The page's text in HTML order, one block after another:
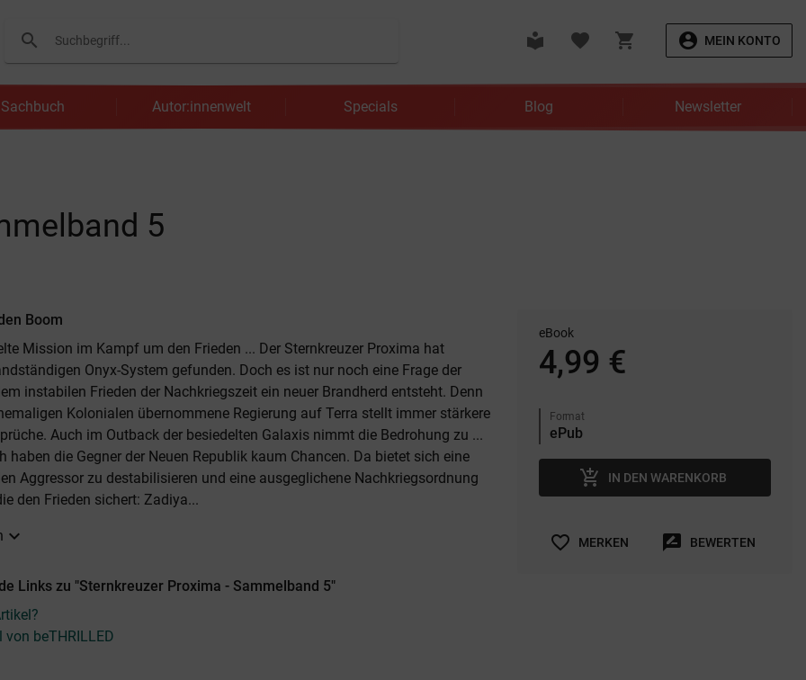
search
Suchen local_library favorite shopping_cart account_circle MEIN KONTO
Sachbuch Autor:innenwelt Specials Blog Newsletter
5
Boom
Mission im Kampf um den Frieden ... Der Sternkreuzer Proxima hat
Onyx-System gefunden. Doch es ist nur noch eine Frage der
instabilen Frieden der Nachkriegszeit ein neuer Brandherd entsteht. Denn
Kolonialen übernommene Regierung auf Terra stellt immer stärkere
Auch im Outback der besiedelten Galaxis nimmt die Bedrohung zu ...
haben die Gegner der Neuen Republik kaum Chancen. Da bietet sich eine
Aggressor zu destabilisieren und eine ausgeglichene Nachkriegsordnung
den Frieden sichert: Zadiya...
expand_more
Links zu "Sternkreuzer Proxima - Sammelband 5"
von beTHRILLED
eBook
4,99 €
Format
add_shopping_cart IN DEN WARENKORB
favorite_border MERKEN rate_review BEWERTEN